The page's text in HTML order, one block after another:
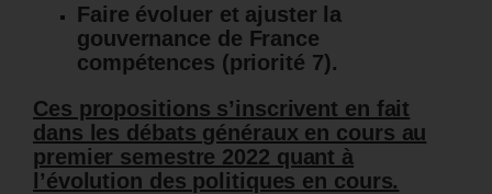
Faire évoluer et ajuster la
gouvernance de France
compétences (priorité 7).
Ces propositions s’inscrivent en fait
dans les débats généraux en cours au
premier semestre 2022 quant à
l’évolution des politiques en cours.